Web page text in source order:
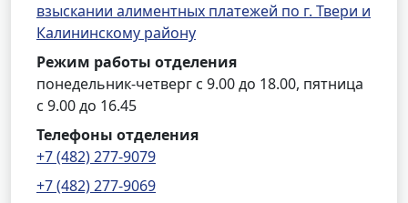
взыскании алиментных платежей по г. Твери и
Калининскому району
Режим работы отделения
понедельник-четверг с 9.00 до 18.00, пятница
с 9.00 до 16.45
Телефоны отделения
+7 (482) 277-9079
+7 (482) 277-9069